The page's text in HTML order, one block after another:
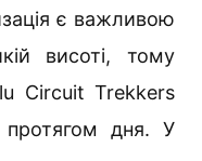
є важливою
висоті, тому
Circuit Trekkers
протягом дня. У